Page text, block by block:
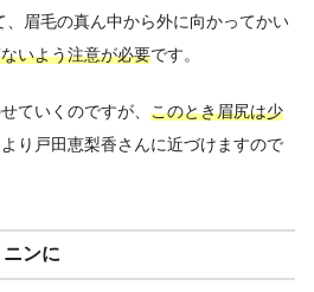
眉毛の真ん中から外に向かってかい
いよう注意が必要です。
ていくのですが、 このとき眉尻は少
り戸田恵梨香さんに近づけますので
ンに